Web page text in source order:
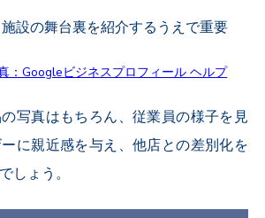
設の舞台裏を紹介するうえで重要
：Googleビジネスプロフィール ヘルプ
写真はもちろん、従業員の様子を見
に親近感を与え、他店との差別化を
しょう。